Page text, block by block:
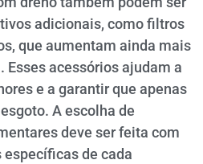
adicionais, como filtros
que aumentam ainda mais
acessórios ajudam a
e a garantir que apenas
A escolha de
deve ser feita com
específicas de cada